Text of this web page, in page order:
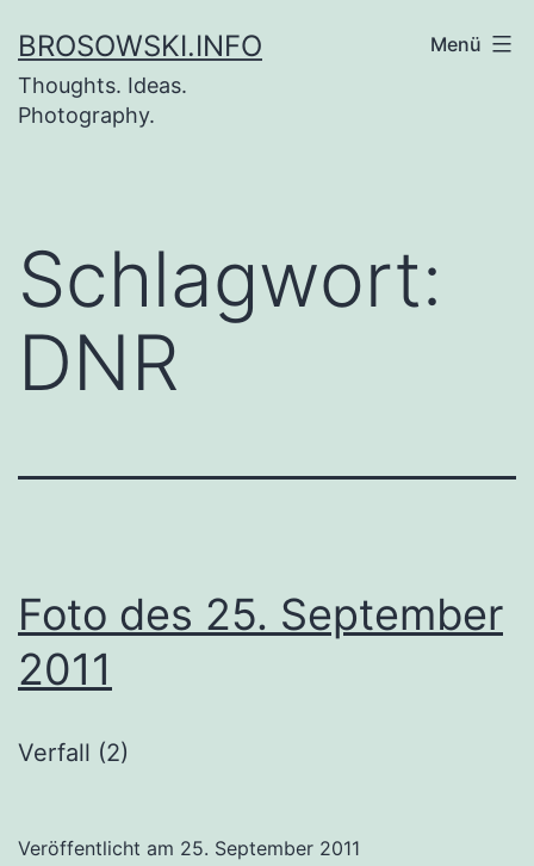
Inhalt
springen
BROSOWSKI.INFO
Thoughts. Ideas.
Photography.
Menü
Schlagwort:
DNR
Foto des 25. September
2011
Verfall (2)
Veröffentlicht am 25. September 2011